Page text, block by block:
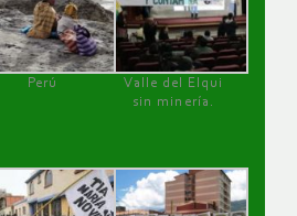
Perú
Valle del Elqui
sin minería.